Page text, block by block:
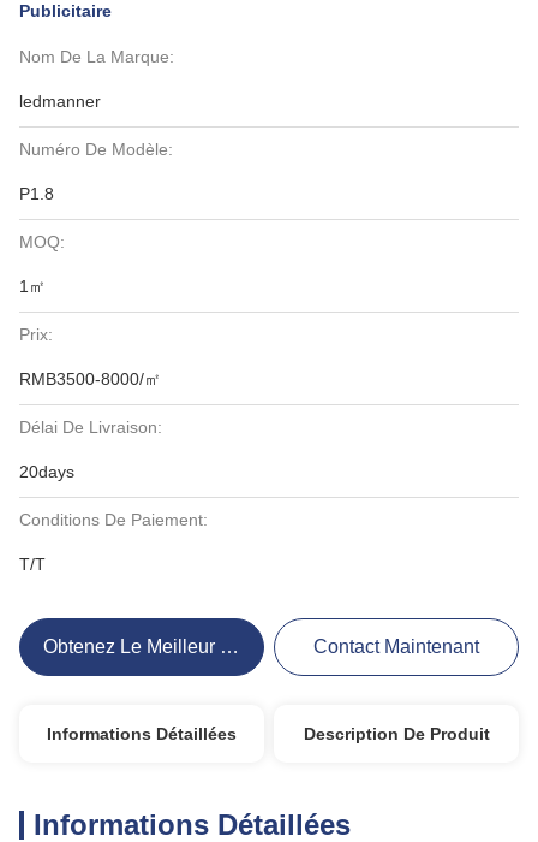
Publicitaire
Nom De La Marque:
ledmanner
Numéro De Modèle:
P1.8
MOQ:
1㎡
Prix:
RMB3500-8000/㎡
Délai De Livraison:
20days
Conditions De Paiement:
T/T
Obtenez Le Meilleur Prix Contact Maintenant
Informations Détaillées Description De Produit
Informations Détaillées